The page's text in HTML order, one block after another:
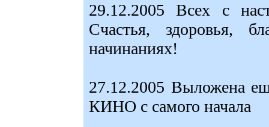
29.12.2005 Всех с
Счастья, здоровья,
начинаниях!
27.12.2005 Выложена
КИНО с самого начала